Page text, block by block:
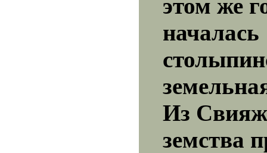
этом же
началась
Из
земства